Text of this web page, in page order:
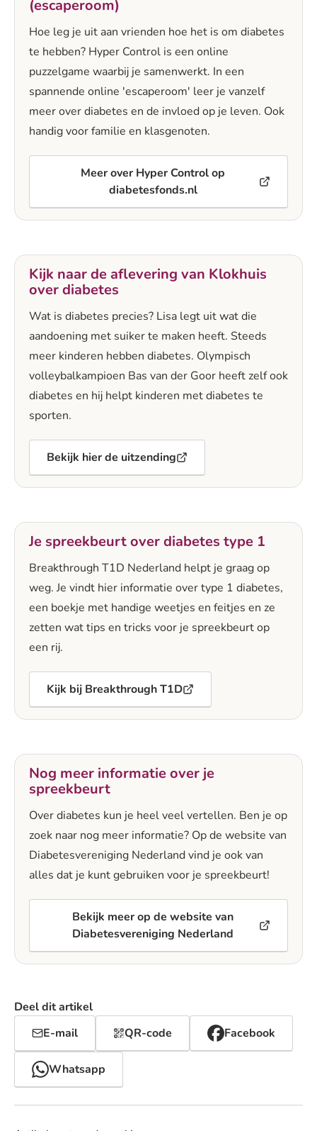
(escaperoom)
Hoe leg je uit aan vrienden hoe het is om diabetes
te hebben? Hyper Control is een online
puzzelgame waarbij je samenwerkt. In een
spannende online 'escaperoom' leer je vanzelf
meer over diabetes en de invloed op je leven. Ook
handig voor familie en klasgenoten.
Meer over Hyper Control op
diabetesfonds.nl
Kijk naar de aflevering van Klokhuis
over diabetes
Wat is diabetes precies? Lisa legt uit wat die
aandoening met suiker te maken heeft. Steeds
meer kinderen hebben diabetes. Olympisch
volleybalkampioen Bas van der Goor heeft zelf ook
diabetes en hij helpt kinderen met diabetes te
sporten.
Bekijk hier de uitzending
Je spreekbeurt over diabetes type 1
Breakthrough T1D Nederland helpt je graag op
weg. Je vindt hier informatie over type 1 diabetes,
een boekje met handige weetjes en feitjes en ze
zetten wat tips en tricks voor je spreekbeurt op
een rij.
Kijk bij Breakthrough T1D
Nog meer informatie over je
spreekbeurt
Over diabetes kun je heel veel vertellen. Ben je op
zoek naar nog meer informatie? Op de website van
Diabetesvereniging Nederland vind je ook van
alles dat je kunt gebruiken voor je spreekbeurt!
Bekijk meer op de website van
Diabetesvereniging Nederland
Deel dit artikel
E-mail
QR-code Facebook
Whatsapp